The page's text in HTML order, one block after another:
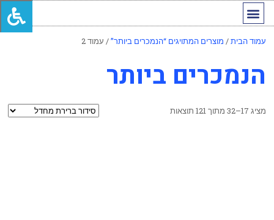
עמוד הבית/ מוצרים המתויגים “הנמכרים ביותר”/ עמוד 2
הנמכרים ביותר
מציג 17–32 מתוך 121 תוצאות